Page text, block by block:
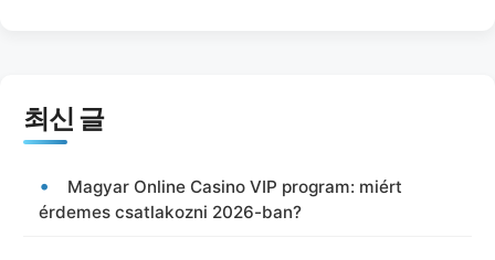
최신 글
Magyar Online Casino VIP program: miért
érdemes csatlakozni 2026-ban?